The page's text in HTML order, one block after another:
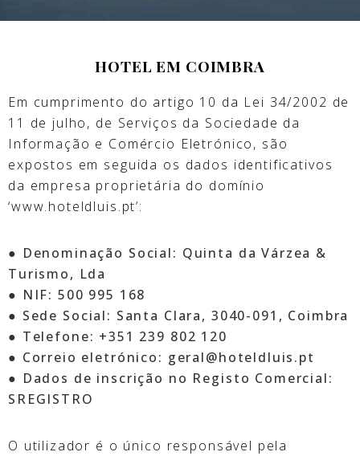
HOTEL EM COIMBRA
Em cumprimento do artigo 10 da Lei 34/2002 de
11 de julho, de Serviços da Sociedade da
Informação e Comércio Eletrónico, são
expostos em seguida os dados identificativos
da empresa proprietária do domínio
‘www.hoteldluis.pt’:
● Denominação Social: Quinta da Várzea &
Turismo, Lda
● NIF: 500 995 168
● Sede Social: Santa Clara, 3040-091, Coimbra
● Telefone: +351 239 802 120
● Correio eletrónico: geral@hoteldluis.pt
● Dados de inscrição no Registo Comercial:
SREGISTRO
O utilizador é o único responsável pela